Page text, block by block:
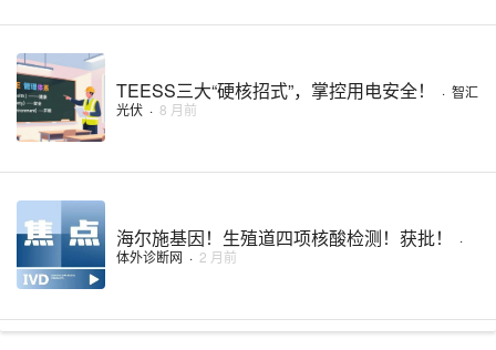
TEESS三大“硬核招式”，掌控用电安全！ · 智汇
光伏 · 8 月前
海尔施基因！生殖道四项核酸检测！获批！
·
体外诊断网 · 2 月前